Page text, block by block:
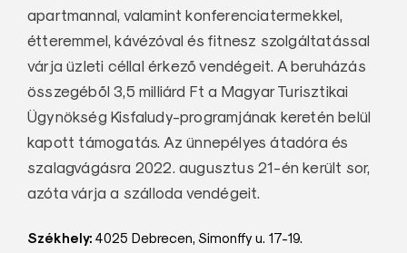
apartmannal, valamint konferenciatermekkel,
étteremmel, kávézóval és fitnesz szolgáltatással
várja üzleti céllal érkező vendégeit. A beruházás
összegéből 3,5 milliárd Ft a Magyar Turisztikai
Ügynökség Kisfaludy-programjának keretén belül
kapott támogatás. Az ünnepélyes átadóra és
szalagvágásra 2022. augusztus 21-én került sor,
azóta várja a szálloda vendégeit.
Székhely: 4025 Debrecen, Simonffy u. 17-19.